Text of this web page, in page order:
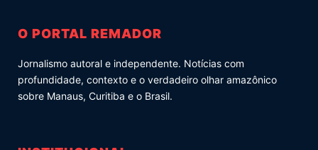
O PORTAL REMADOR
Jornalismo autoral e independente. Notícias com
profundidade, contexto e o verdadeiro olhar amazônico
sobre Manaus, Curitiba e o Brasil.